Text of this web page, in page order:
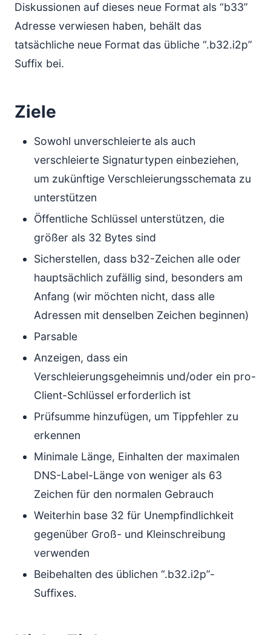
Diskussionen auf dieses neue Format als “b33”
Adresse verwiesen haben, behält das
tatsächliche neue Format das übliche “.b32.i2p”
Suffix bei.
Ziele
Sowohl unverschleierte als auch
verschleierte Signaturtypen einbeziehen,
um zukünftige Verschleierungsschemata zu
unterstützen
Öffentliche Schlüssel unterstützen, die
größer als 32 Bytes sind
Sicherstellen, dass b32-Zeichen alle oder
hauptsächlich zufällig sind, besonders am
Anfang (wir möchten nicht, dass alle
Adressen mit denselben Zeichen beginnen)
Parsable
Anzeigen, dass ein
Verschleierungsgeheimnis und/oder ein pro-
Client-Schlüssel erforderlich ist
Prüfsumme hinzufügen, um Tippfehler zu
erkennen
Minimale Länge, Einhalten der maximalen
DNS-Label-Länge von weniger als 63
Zeichen für den normalen Gebrauch
Weiterhin base 32 für Unempfindlichkeit
gegenüber Groß- und Kleinschreibung
verwenden
Beibehalten des üblichen “.b32.i2p”-
Suffixes.